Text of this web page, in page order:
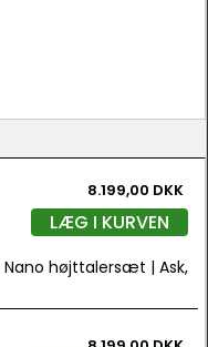
8.199,00 DKK
LÆG I KURVEN
Nano højttalersæt | Ask,